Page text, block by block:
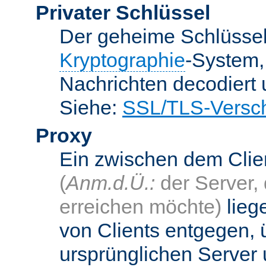
Privater Schlüssel
Der geheime
Kryptographie-
Nachrichten decodiert
Siehe: SSL/TLS-
Proxy
Ein zwischen dem
(Anm.d.Ü.: der
erreichen möchte)
von Clients entgegen,
ursprünglichen Server